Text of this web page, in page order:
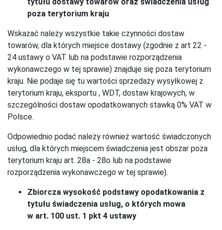
tytułu dostawy towarów oraz świadczenia usług
poza terytorium kraju
Wskazać należy wszystkie takie czynności dostaw
towarów, dla których miejsce dostawy (zgodnie z art 22 -
24 ustawy o VAT lub na podstawie rozporządzenia
wykonawczego w tej sprawie) znajduje się poza terytorium
kraju. Nie podaje się tu wartości sprzedaży wysyłkowej z
terytorium kraju, eksportu , WDT, dostaw krajowych, w
szczególności dostaw opodatkowanych stawką 0% VAT w
Polsce.
Odpowiednio podać należy również wartość świadczonych
usług, dla których miejscem świadczenia jest obszar poza
terytorium kraju art. 28a - 28o lub na podstawie
rozporządzenia wykonawczego w tej sprawie).
Zbiorcza wysokość podstawy opodatkowania z
tytułu świadczenia usług, o których mowa
w art. 100 ust. 1 pkt 4 ustawy